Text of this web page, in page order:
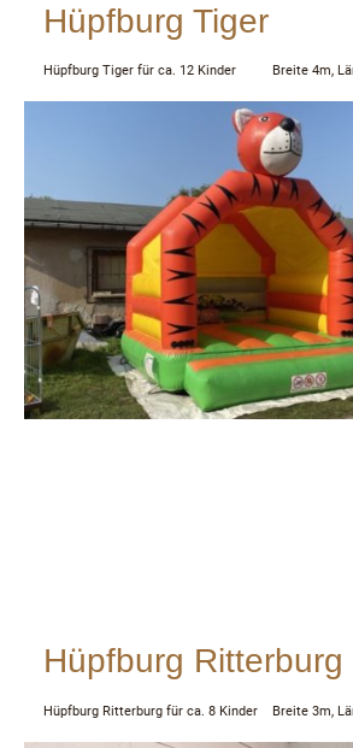
Hüpfburg Tiger
Hüpfburg Tiger für ca. 12 Kinder Breite 4m,
Hüpfburg
Hüpfburg Ritterburg für ca. 8 Kinder Breite 3m,